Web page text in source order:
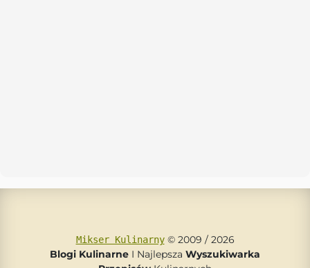
Mikser Kulinarny© 2009 / 2026
Blogi Kulinarne I Najlepsza Wyszukiwarka